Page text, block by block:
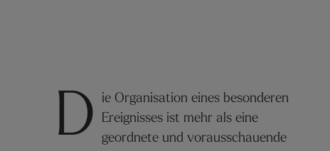
D
ie Organisation eines besonderen
Ereignisses ist mehr als eine
geordnete und vorausschauende